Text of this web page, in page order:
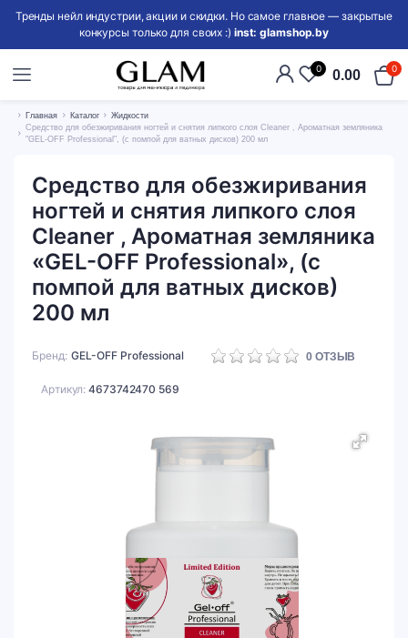
Тренды нейл индустрии, акции и скидки. Но самое главное — закрытые
конкурсы только для своих :) inst: glamshop.by
0 0.00 0
Главная Каталог
Жидкости
Средство для обезжиривания ногтей и снятия липкого слоя Cleaner , Ароматная земляника
"GEL-OFF Professional", (с помпой для ватных дисков) 200 мл
Средство для обезжиривания
ногтей и снятия липкого слоя
Cleaner , Ароматная земляника
«GEL-OFF Professional», (с
помпой для ватных дисков)
200 мл
Бренд GEL-OFF Professional 0ОТЗЫВ
Артикул: 4673742470 569